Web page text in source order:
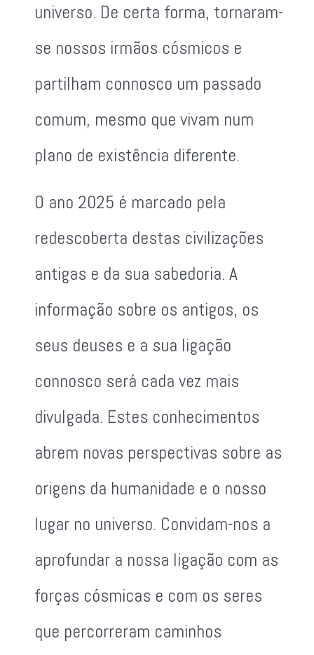
universo. De certa forma, tornaram-
se nossos irmãos cósmicos e
partilham connosco um passado
comum, mesmo que vivam num
plano de existência diferente.
O ano 2025 é marcado pela
redescoberta destas civilizações
antigas e da sua sabedoria. A
informação sobre os antigos, os
seus deuses e a sua ligação
connosco será cada vez mais
divulgada. Estes conhecimentos
abrem novas perspectivas sobre as
origens da humanidade e o nosso
lugar no universo. Convidam-nos a
aprofundar a nossa ligação com as
forças cósmicas e com os seres
que percorreram caminhos